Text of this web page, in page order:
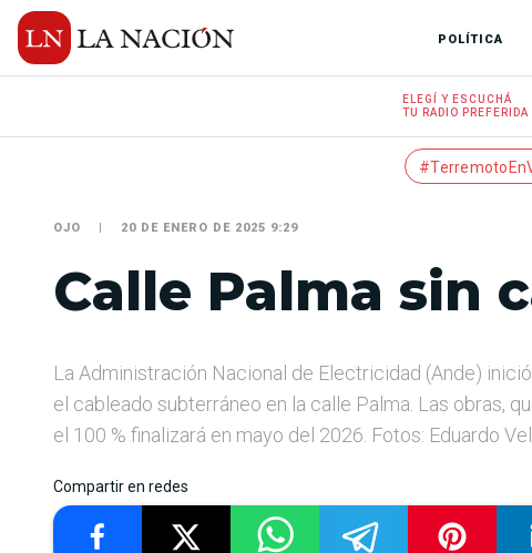
POLÍTICA
ELEGÍ Y ESCUCHÁ
TU RADIO PREFERIDA
OJO 20 DE ENERO DE 2025 9:29
Calle Palma sin
La Administración Nacional de Electricidad (Ande)
el cableado subterráneo en la calle Palma. Las obras,
el 100 % finalizará en mayo del 2026. Fotos: Eduardo
Compartir en redes